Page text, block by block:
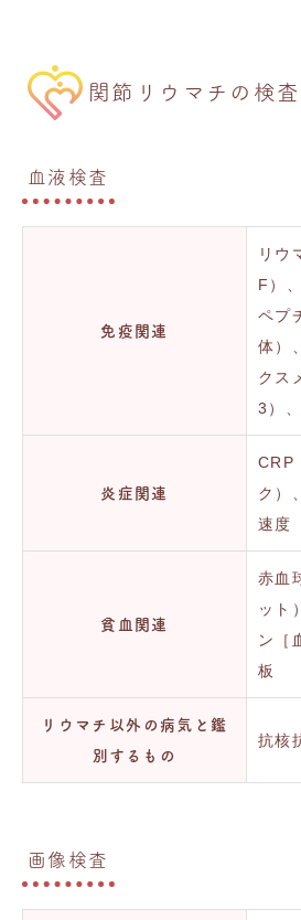
関節リウマチの検査
血液検査
免疫関連
リウ
F）
ペプ
体）
クス
3）
炎症関連
CRP
ク）
速度
貧血関連
赤血
ット
ン［
板
リウマチ以外の病気と鑑
別するもの
抗核
画像検査